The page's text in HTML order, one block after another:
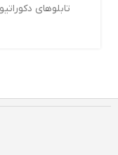
تابلوهای